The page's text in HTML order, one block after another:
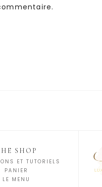
SHOP
ET TUTORIELS
PANIER
LE MENU